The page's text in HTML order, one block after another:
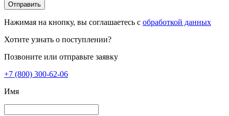
Отправить
Нажимая на кнопку, вы соглашаетесь с обработкой данных
Хотите узнать о поступлении?
Позвоните или отправьте заявку
+7 (800) 300-62-06
Имя